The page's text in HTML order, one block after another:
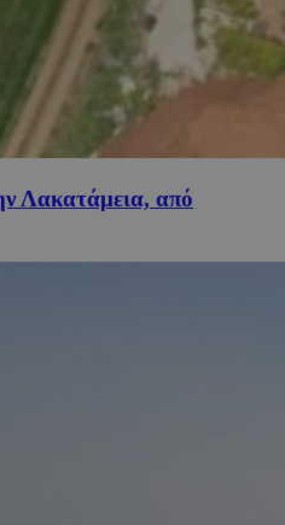
Λακατάμεια, από